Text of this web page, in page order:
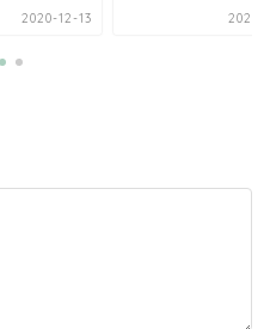
2020-11-23